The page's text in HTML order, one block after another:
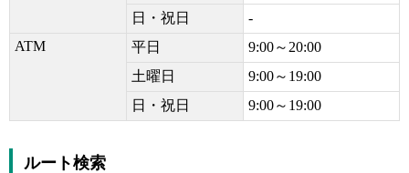
日・祝日
-
ATM
平日
9:00～20:00
土曜日
9:00～19:00
日・祝日
9:00～19:00
ルート検索